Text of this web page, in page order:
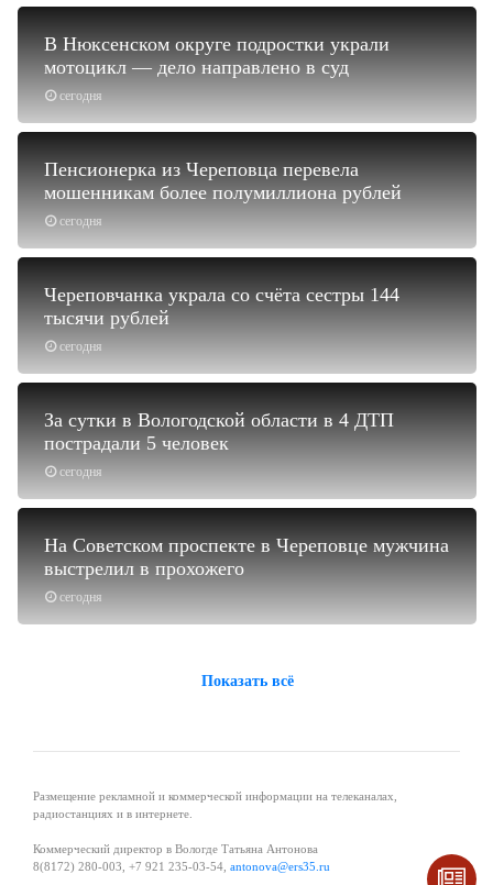
сегодня
В Нюксенском округе подростки украли
мотоцикл — дело направлено в суд
сегодня
Пенсионерка из Череповца перевела
мошенникам более полумиллиона рублей
сегодня
Череповчанка украла со счёта сестры 144
тысячи рублей
сегодня
За сутки в Вологодской области в 4 ДТП
пострадали 5 человек
сегодня
На Советском проспекте в Череповце мужчина
выстрелил в прохожего
Показать всё
Размещение рекламной и коммерческой информации на телеканалах,
радиостанциях и в интернете.
Коммерческий директор в Вологде Татьяна Антонова
8(8172) 280-003, +7 921 235-03-54, antonova@ers35.ru